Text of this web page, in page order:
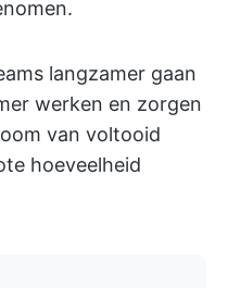
langzamer gaan
werken en zorgen
van voltooid
hoeveelheid